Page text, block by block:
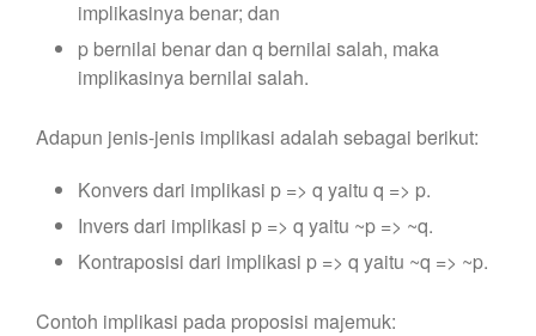
implikasinya benar; dan
p bernilai benar dan q bernilai salah, maka
implikasinya bernilai salah.
Adapun jenis-jenis implikasi adalah sebagai berikut:
Konvers dari implikasi p => q yaitu q => p.
Invers dari implikasi p => q yaitu ~p => ~q.
Kontraposisi dari implikasi p => q yaitu ~q => ~p.
Contoh implikasi pada proposisi majemuk: